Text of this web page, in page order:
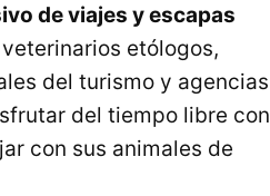
de viajes y escapas
etólogos,
del turismo y agencias
del tiempo libre con
con sus animales de